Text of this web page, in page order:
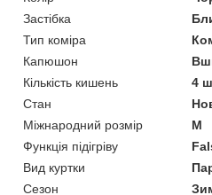
Застібка
Тип коміра
Капюшон
Кількість кишень
4
Стан
Міжнародний розмір
M
Функція підігріву
Вид куртки
Сезон